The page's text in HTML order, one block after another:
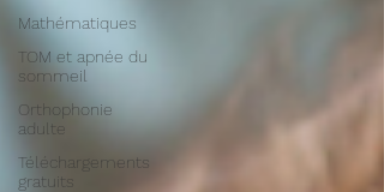
Mathématiques
TOM et apnée du
sommeil
Orthophonie
adulte
Téléchargements
gratuits